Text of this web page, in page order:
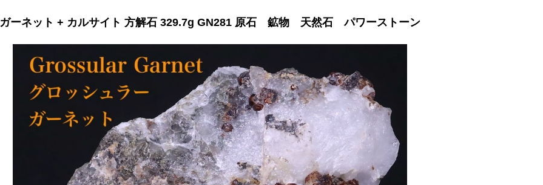
ガーネット + カルサイト 方解石 329.7g GN281 原石 鉱物 天然石 パワーストーン